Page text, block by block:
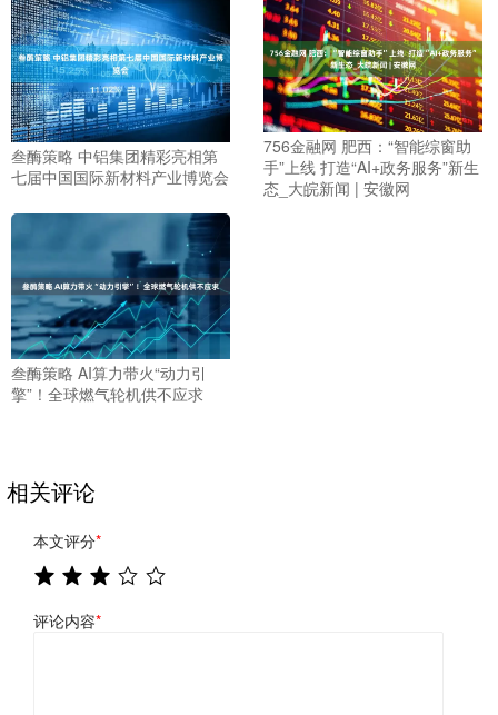
叁酶策略 中铝集团精彩亮相第
七届中国国际新材料产业博览会
756金融网 肥西：“智能综窗助
手”上线 打造“AI+政务服务”新生
态_大皖新闻 | 安徽网
叁酶策略 AI算力带火“动力引
擎”！全球燃气轮机供不应求
相关评论
本文评分*
评论内容*